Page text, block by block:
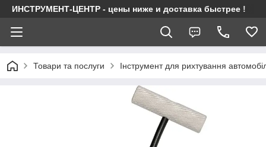
ИНСТРУМЕНТ-ЦЕНТР - цены ниже и доставка быстрее !
Товари та послуги Інструмент для рихтування